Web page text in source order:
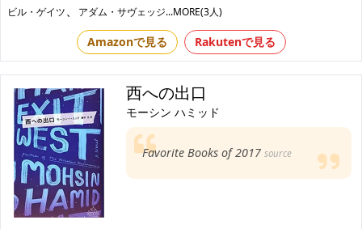
ビル・ゲイツ、 アダム・サヴェッジ...MORE(3人)
Amazonで見る Rakutenで見る
西への出口
モーシン ハミッド
Favorite Books of 2017source